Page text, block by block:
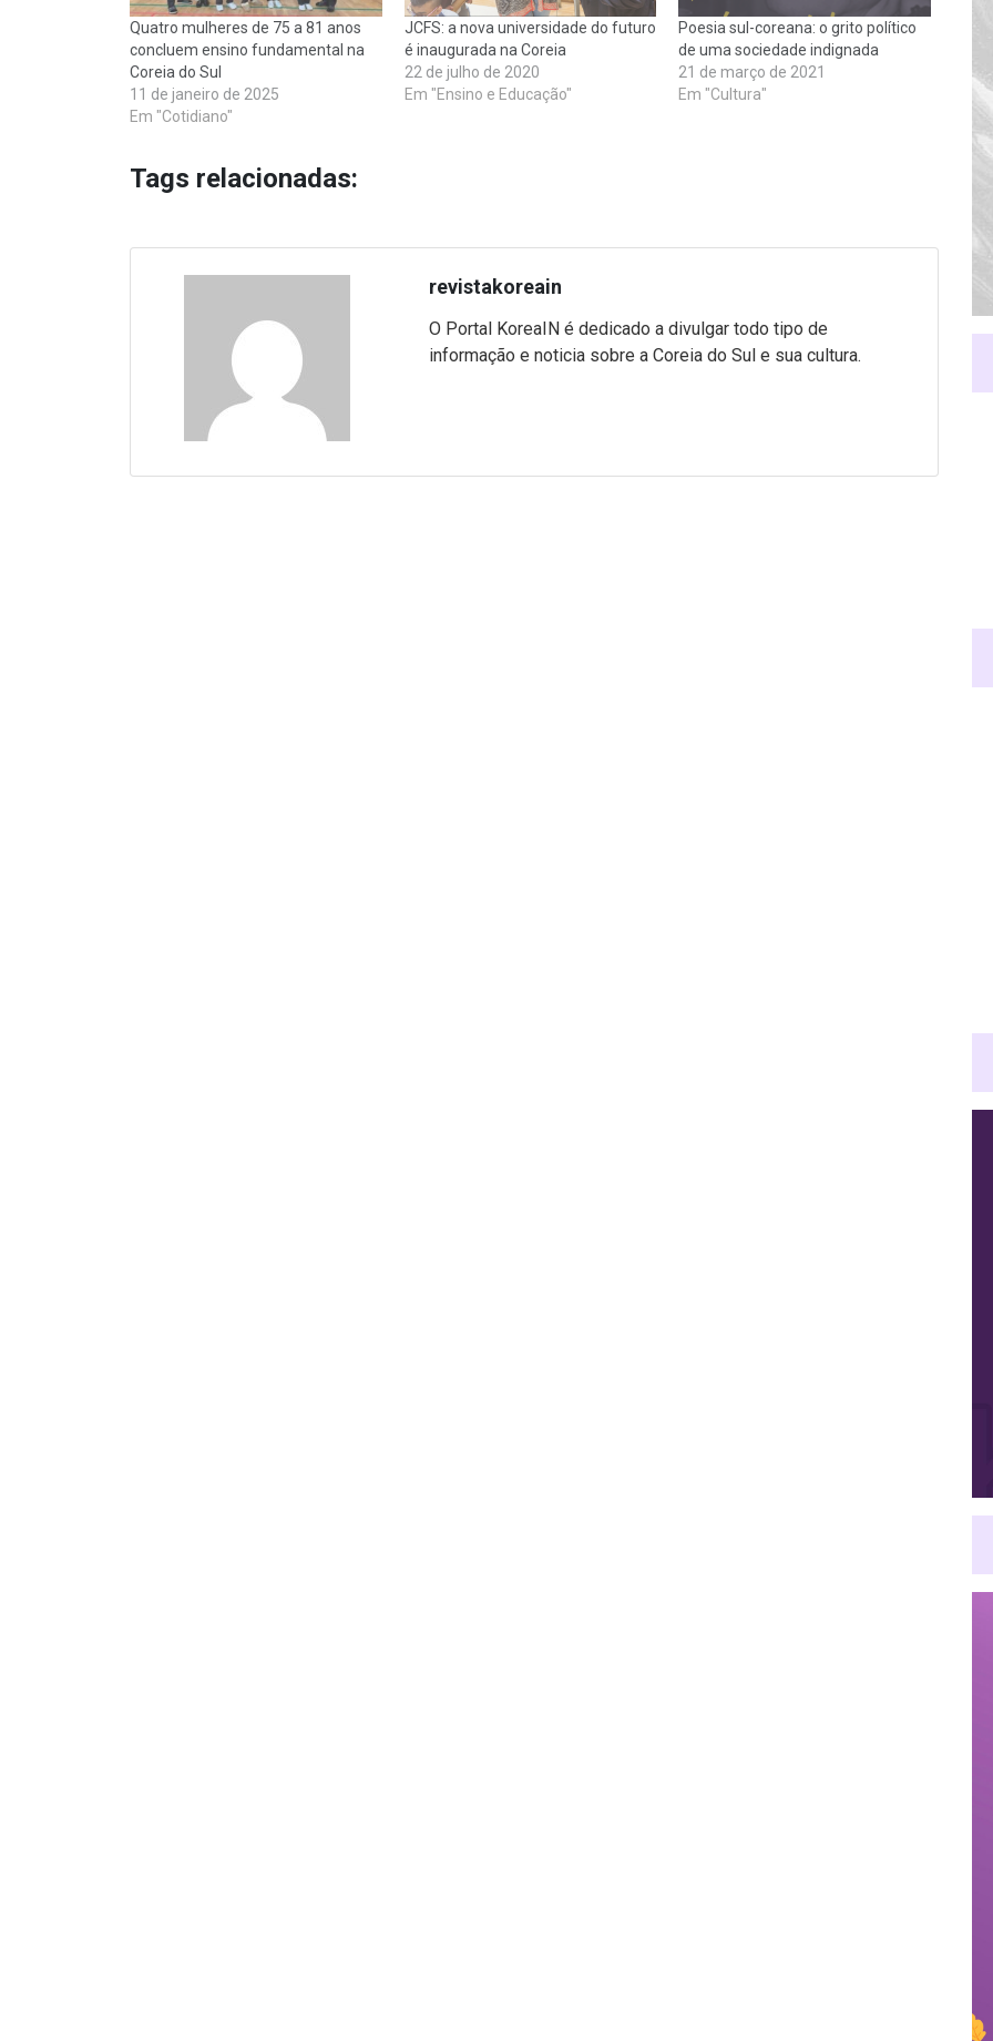
Quatro mulheres de 75 a 81 anos
concluem ensino fundamental na
Coreia do Sul
11 de janeiro de 2025
Em "Cotidiano"
JCFS: a nova universidade do futuro
é inaugurada na Coreia
22 de julho de 2020
Em "Ensino e Educação"
Poesia sul-coreana: o grito político
de uma sociedade indignada
21 de março de 2021
Em "Cultura"
Tags relacionadas:
revistakoreain
O Portal KoreaIN é dedicado a divulgar todo tipo de
informação e noticia sobre a Coreia do Sul e sua cultura.